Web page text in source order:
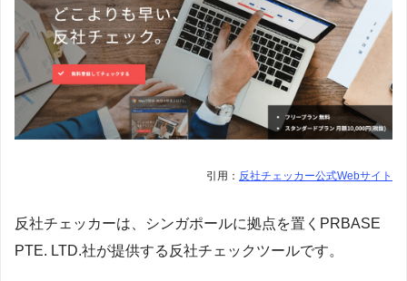
引用： 反社チェッカー公式Webサイト
反社チェッカーは、シンガポールに拠点を置くPRBASE
PTE. LTD.社が提供する反社チェックツールです。